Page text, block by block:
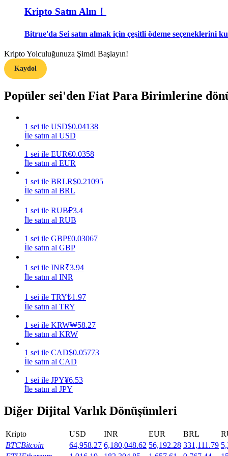
Vadeli İşlemler Başlangıç Kılavuzu
Nasıl kârlı kalabileceğinizi öğrenin
Kazan
Power Piggy
Kripto Satın Alın！
Bitrue'da Sei satın almak için çeşitli ödeme seçeneklerini
Kripto Yolculuğunuza Şimdi Başlayın!
Kaydol
Popüler sei'den Fiat Para Birimlerine
1 sei ile USD$0.04138
İle satın al USD
1 sei ile EUR€0.0358
İle satın al EUR
1 sei ile BRLR$0.21095
İle satın al BRL
1 sei ile RUB₽3.4
İle satın al RUB
1 sei ile GBP£0.03067
İle satın al GBP
1 sei ile INR₹3.94
İle satın al INR
1 sei ile TRY₺1.97
İle satın al TRY
1 sei ile KRW₩58.27
İle satın al KRW
1 sei ile CAD$0.05773
İle satın al CAD
1 sei ile JPY¥6.53
İle satın al JPY
Diğer Dijital Varlık Dönüşümleri
Kripto USD INR EUR BRL
BTCBitcoin 64,958.27 6,180,048.62 56,192.28 331,111.79